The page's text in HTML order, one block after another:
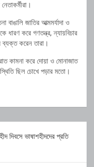
বাঙালি জাতির আত্মমর্যাদা ও
ধারণ করে গণতন্ত্র, ন্যায়বিচার
ব্যক্ত করেন তারা।
কামনা করে দোয়া ও মোনাজাত
ছিল চোখে পড়ার মতো।
দিবসে ভাষাশহীদদের প্রতি